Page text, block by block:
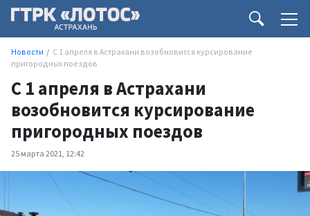
Новости
С 1 апреля в Астрахани возобновится курсирование
пригородных поездов
С 1 апреля в Астрахани
возобновится курсирование
пригородных поездов
25 марта 2021, 12:42